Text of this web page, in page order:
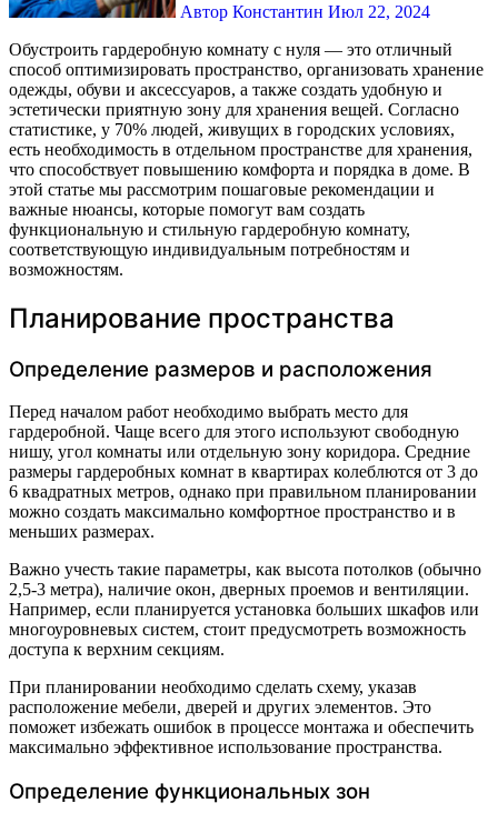
Автор Константин Июл 22, 2024
Обустроить гардеробную комнату с нуля — это отличный
способ оптимизировать пространство, организовать хранение
одежды, обуви и аксессуаров, а также создать удобную и
эстетически приятную зону для хранения вещей. Согласно
статистике, у 70% людей, живущих в городских условиях,
есть необходимость в отдельном пространстве для хранения,
что способствует повышению комфорта и порядка в доме. В
этой статье мы рассмотрим пошаговые рекомендации и
важные нюансы, которые помогут вам создать
функциональную и стильную гардеробную комнату,
соответствующую индивидуальным потребностям и
возможностям.
Планирование пространства
Определение размеров и расположения
Перед началом работ необходимо выбрать место для
гардеробной. Чаще всего для этого используют свободную
нишу, угол комнаты или отдельную зону коридора. Средние
размеры гардеробных комнат в квартирах колеблются от 3 до
6 квадратных метров, однако при правильном планировании
можно создать максимально комфортное пространство и в
меньших размерах.
Важно учесть такие параметры, как высота потолков (обычно
2,5-3 метра), наличие окон, дверных проемов и вентиляции.
Например, если планируется установка больших шкафов или
многоуровневых систем, стоит предусмотреть возможность
доступа к верхним секциям.
При планировании необходимо сделать схему, указав
расположение мебели, дверей и других элементов. Это
поможет избежать ошибок в процессе монтажа и обеспечить
максимально эффективное использование пространства.
Определение функциональных зон